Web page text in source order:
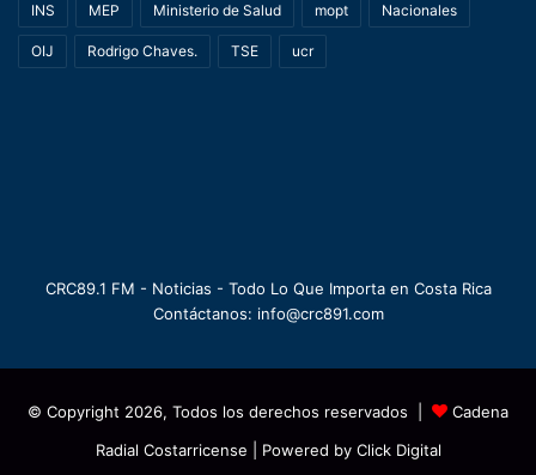
INS MEP Ministerio de Salud mopt Nacionales
OIJ Rodrigo Chaves. TSE ucr
CRC89.1 FM - Noticias - Todo Lo Que Importa en Costa Rica
Contáctanos: info@crc891.com
© Copyright 2026, Todos los derechos reservados |
Cadena
Radial Costarricense | Powered by Click Digital